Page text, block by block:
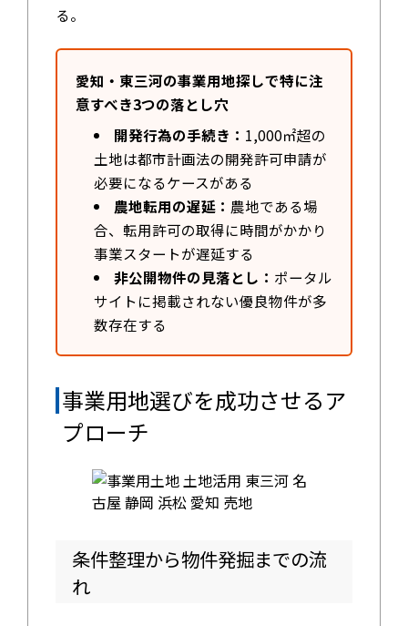
る。
愛知・東三河の事業用地探しで特に注
意すべき3つの落とし穴
開発行為の手続き： 1,000㎡超の
土地は都市計画法の開発許可申請が
必要になるケースがある
農地転用の遅延： 農地である場
合、転用許可の取得に時間がかかり
事業スタートが遅延する
非公開物件の見落とし： ポータル
サイトに掲載されない優良物件が多
数存在する
事業用地選びを成功させるア
プローチ
条件整理から物件発掘までの流
れ